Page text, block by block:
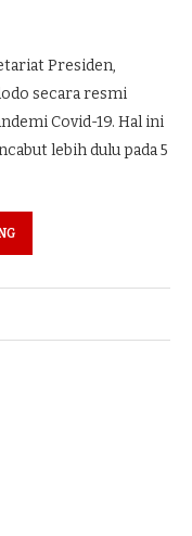
Presiden,
secara resmi
Covid-19. Hal ini
lebih dulu pada 5